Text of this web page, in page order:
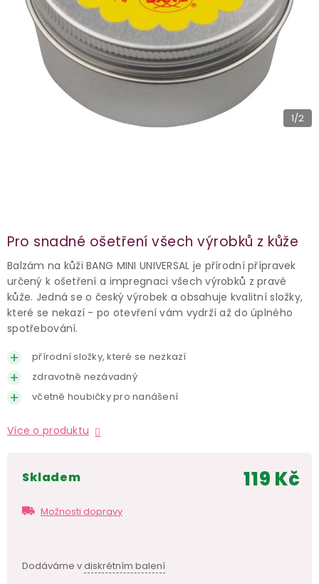
1/2
Pro snadné ošetření všech výrobků z kůže
Balzám na kůži BANG MINI UNIVERSAL je přírodní přípravek
určený k ošetření a impregnaci všech výrobků z pravé
kůže. Jedná se o český výrobek a obsahuje kvalitní složky,
které se nekazí - po otevření vám vydrží až do úplného
spotřebování.
přírodní složky, které se nezkazí
zdravotně nezávadný
včetně houbičky pro nanášení
Více o produktu
skladem
Možnosti dopravy
Dodáváme vdiskrétním balení
119 Kč